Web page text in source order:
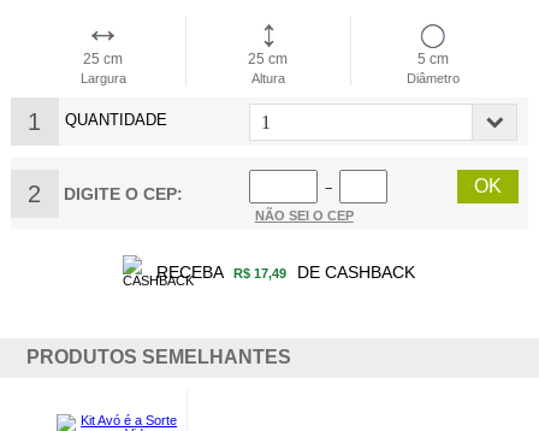
25 cm
Largura
25 cm
Altura
5 cm
Diâmetro
1 QUANTIDADE
2 DIGITE O CEP:
−
NÃO SEI O CEP
RECEBA R$ 17,49 DE CASHBACK
PRODUTOS SEMELHANTES